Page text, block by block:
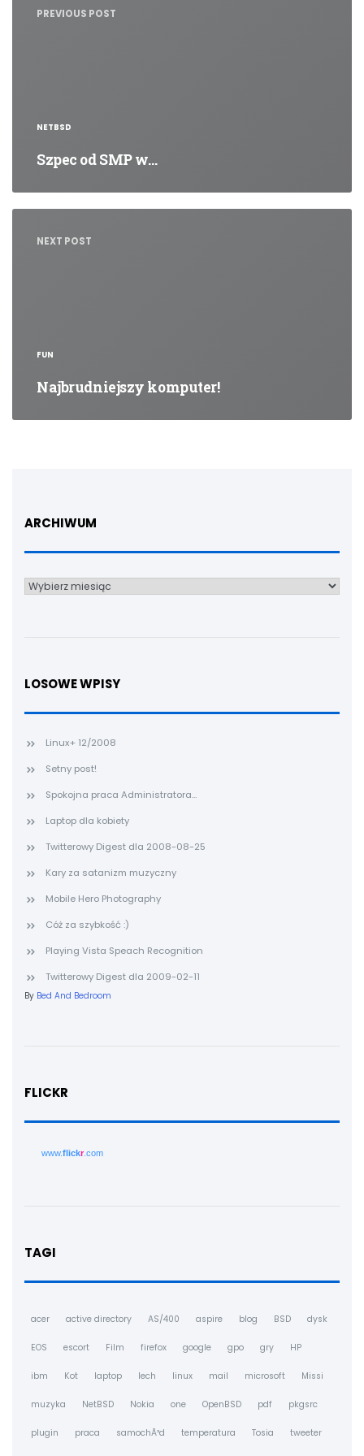
PREVIOUS POST
NETBSD
Szpec od SMP w…
NEXT POST
FUN
Najbrudniejszy komputer!
ARCHIWUM
Archiwum
LOSOWE WPISY
Linux+ 12/2008
Setny post!
Spokojna praca Administratora...
Laptop dla kobiety
Twitterowy Digest dla 2008-08-25
Kary za satanizm muzyczny
Mobile Hero Photography
Cóż za szybkość :)
Playing Vista Speach Recognition
Twitterowy Digest dla 2009-02-11
By Bed And Bedroom
FLICKR
www.flickr.com
TAGI
acer active directory AS/400 aspire blog BSD dysk
EOS escort Film firefox google gpo gry HP
ibm Kot laptop lech linux mail microsoft Missi
muzyka NetBSD Nokia one OpenBSD pdf pkgsrc
plugin praca samochÃ³d temperatura Tosia tweeter